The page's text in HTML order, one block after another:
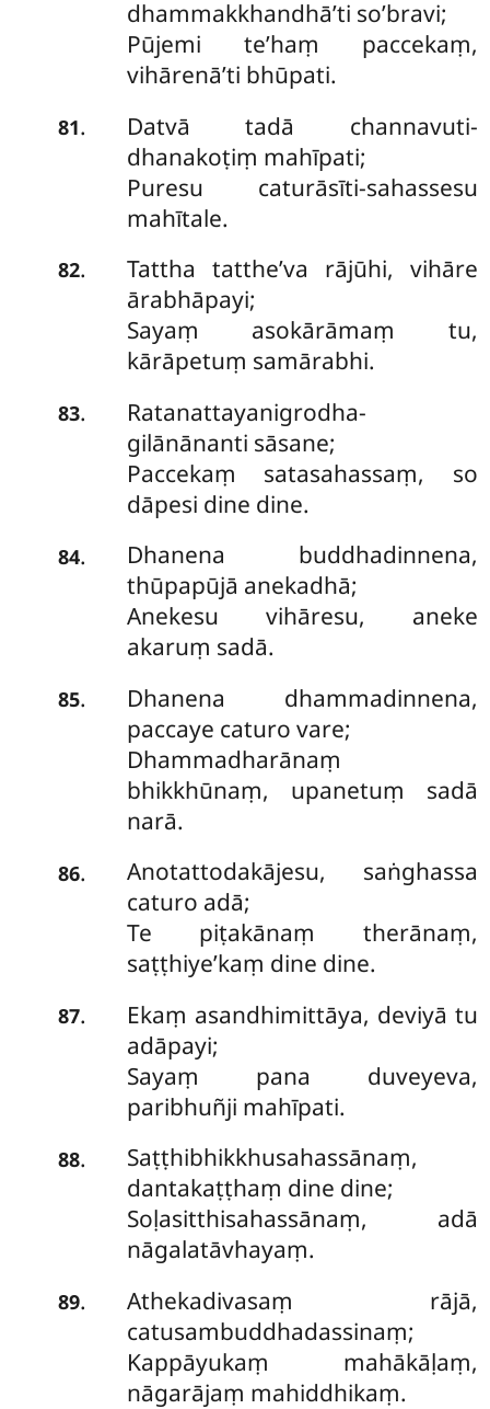
dhammakkhandhā’ti so’bravi;
Pūjemi te’haṃ paccekaṃ,
vihārenā’ti bhūpati.
81.
Datvā tadā channavuti-
dhanakoṭiṃ mahīpati;
Puresu caturāsīti-sahassesu
mahītale.
82.
Tattha tatthe’va rājūhi, vihāre
ārabhāpayi;
Sayaṃ asokārāmaṃ tu,
kārāpetuṃ samārabhi.
83.
Ratanattayanigrodha-
gilānānanti sāsane;
Paccekaṃ satasahassaṃ, so
dāpesi dine dine.
84.
Dhanena buddhadinnena,
thūpapūjā anekadhā;
Anekesu vihāresu, aneke
akaruṃ sadā.
85.
Dhanena dhammadinnena,
paccaye caturo vare;
Dhammadharānaṃ
bhikkhūnaṃ, upanetuṃ sadā
narā.
86.
Anotattodakājesu, saṅghassa
caturo adā;
Te piṭakānaṃ therānaṃ,
saṭṭhiye’kaṃ dine dine.
87.
Ekaṃ asandhimittāya, deviyā tu
adāpayi;
Sayaṃ pana duveyeva,
paribhuñji mahīpati.
88.
Saṭṭhibhikkhusahassānaṃ,
dantakaṭṭhaṃ dine dine;
Soḷasitthisahassānaṃ, adā
nāgalatāvhayaṃ.
89.
Athekadivasaṃ rājā,
catusambuddhadassinaṃ;
Kappāyukaṃ mahākāḷaṃ,
nāgarājaṃ mahiddhikaṃ.